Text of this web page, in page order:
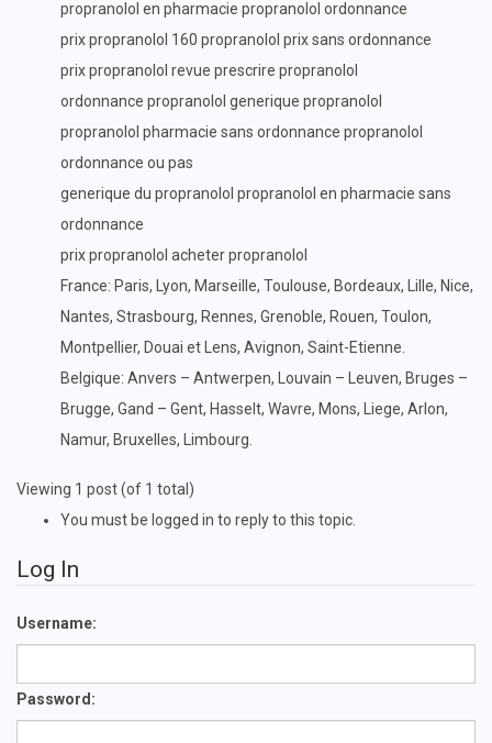
propranolol en pharmacie propranolol ordonnance
prix propranolol 160 propranolol prix sans ordonnance
prix propranolol revue prescrire propranolol
ordonnance propranolol generique propranolol
propranolol pharmacie sans ordonnance propranolol
ordonnance ou pas
generique du propranolol propranolol en pharmacie sans
ordonnance
prix propranolol acheter propranolol
France: Paris, Lyon, Marseille, Toulouse, Bordeaux, Lille, Nice,
Nantes, Strasbourg, Rennes, Grenoble, Rouen, Toulon,
Montpellier, Douai et Lens, Avignon, Saint-Etienne.
Belgique: Anvers – Antwerpen, Louvain – Leuven, Bruges –
Brugge, Gand – Gent, Hasselt, Wavre, Mons, Liege, Arlon,
Namur, Bruxelles, Limbourg.
Viewing 1 post (of 1 total)
You must be logged in to reply to this topic.
Log In
Username:
Password: